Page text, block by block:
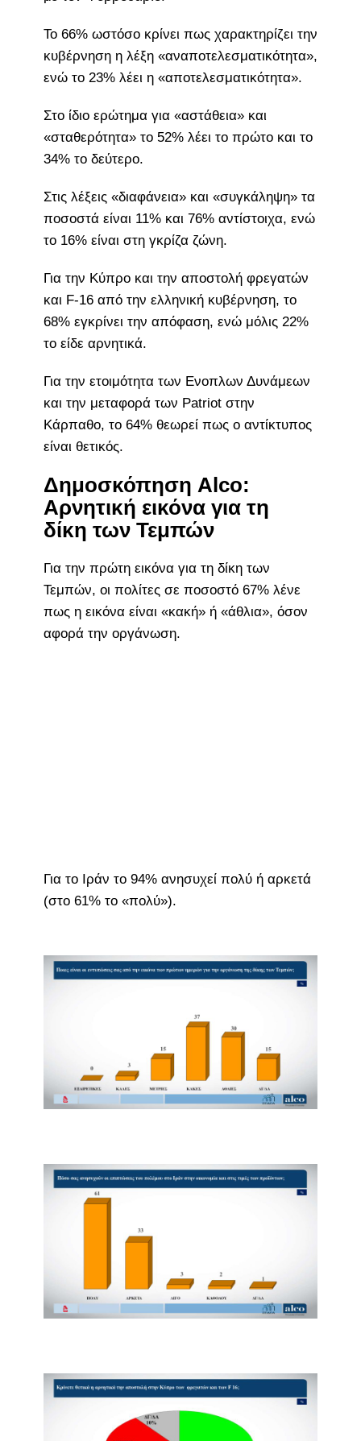
Το 66% ωστόσο κρίνει πως χαρακτηρίζει την
κυβέρνηση η λέξη «αναποτελεσματικότητα»,
ενώ το 23% λέει η «αποτελεσματικότητα».
Στο ίδιο ερώτημα για «αστάθεια» και
«σταθερότητα» το 52% λέει το πρώτο και το
34% το δεύτερο.
Στις λέξεις «διαφάνεια» και «συγκάληψη» τα
ποσοστά είναι 11% και 76% αντίστοιχα, ενώ
το 16% είναι στη γκρίζα ζώνη.
Για την Κύπρο και την αποστολή φρεγατών
και F-16 από την ελληνική κυβέρνηση, το
68% εγκρίνει την απόφαση, ενώ μόλις 22%
το είδε αρνητικά.
Για την ετοιμότητα των Ενοπλων Δυνάμεων
και την μεταφορά των Patriot στην
Κάρπαθο, το 64% θεωρεί πως ο αντίκτυπος
είναι θετικός.
Δημοσκόπηση Alco:
Αρνητική εικόνα για τη
δίκη των Τεμπών
Για την πρώτη εικόνα για τη δίκη των
Τεμπών, οι πολίτες σε ποσοστό 67% λένε
πως η εικόνα είναι «κακή» ή «άθλια», όσον
αφορά την οργάνωση.
Για το Ιράν το 94% ανησυχεί πολύ ή αρκετά
(στο 61% το «πολύ»).